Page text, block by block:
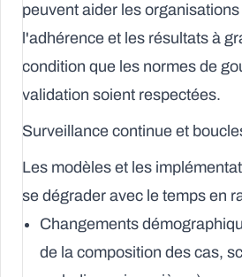
peuvent aider les
l'adhérence et les résultats à
condition que les normes de
validation soient respectées.
Surveillance continue et
Les modèles et les
se dégrader avec le temps en
Changements
de la composition des cas,